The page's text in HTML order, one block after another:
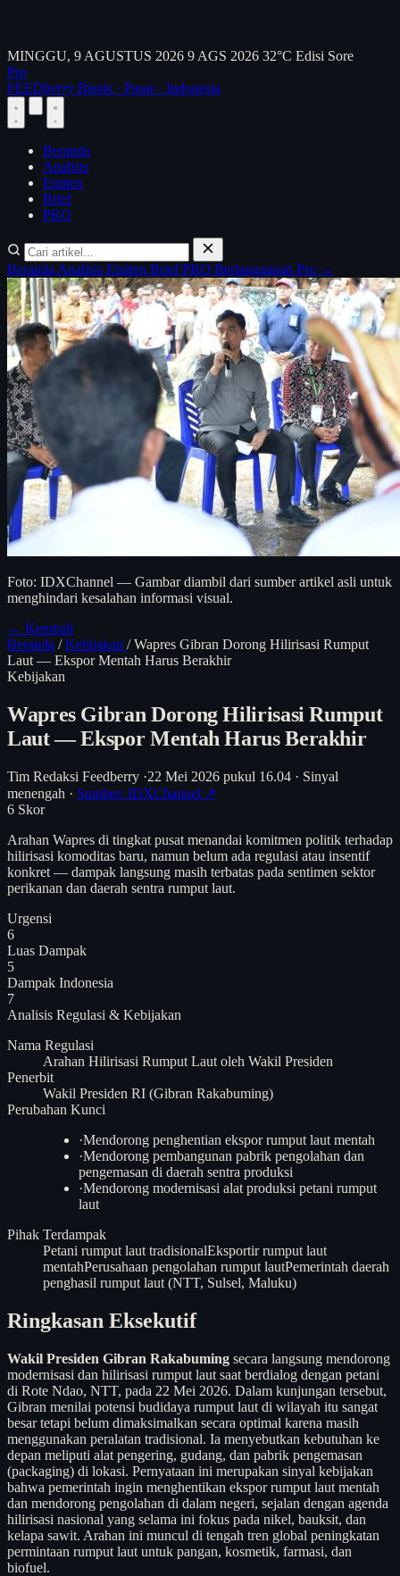
MINGGU, 9 AGUSTUS 2026 9 AGS 2026 32°C Edisi Sore
Pro
FEEDberry Bisnis · Pasar · Indonesia
Beranda
Analisis
Emiten
Brief
PRO
Beranda Analisis Emiten BriefPRO Berlangganan Pro →
Foto: IDXChannel — Gambar diambil dari sumber artikel asli untuk
menghindari kesalahan informasi visual.
← Kembali
Beranda / Kebijakan / Wapres Gibran Dorong Hilirisasi Rumput
Laut — Ekspor Mentah Harus Berakhir
Kebijakan
Wapres Gibran Dorong Hilirisasi Rumput
Laut — Ekspor Mentah Harus Berakhir
Tim Redaksi Feedberry ·22 Mei 2026 pukul 16.04 · Sinyal
menengah · Sumber: IDXChannel ↗
6 Skor
Arahan Wapres di tingkat pusat menandai komitmen politik terhadap
hilirisasi komoditas baru, namun belum ada regulasi atau insentif
konkret — dampak langsung masih terbatas pada sentimen sektor
perikanan dan daerah sentra rumput laut.
Urgensi
6
Luas Dampak
5
Dampak Indonesia
7
Analisis Regulasi & Kebijakan
Nama Regulasi
Arahan Hilirisasi Rumput Laut oleh Wakil Presiden
Penerbit
Wakil Presiden RI (Gibran Rakabuming)
Perubahan Kunci
·Mendorong penghentian ekspor rumput laut mentah
·Mendorong pembangunan pabrik pengolahan dan
pengemasan di daerah sentra produksi
·Mendorong modernisasi alat produksi petani rumput
laut
Pihak Terdampak
Petani rumput laut tradisionalEksportir rumput laut
mentahPerusahaan pengolahan rumput lautPemerintah daerah
penghasil rumput laut (NTT, Sulsel, Maluku)
Ringkasan Eksekutif
Wakil Presiden Gibran Rakabuming secara langsung mendorong
modernisasi dan hilirisasi rumput laut saat berdialog dengan petani
di Rote Ndao, NTT, pada 22 Mei 2026. Dalam kunjungan tersebut,
Gibran menilai potensi budidaya rumput laut di wilayah itu sangat
besar tetapi belum dimaksimalkan secara optimal karena masih
menggunakan peralatan tradisional. Ia menyebutkan kebutuhan ke
depan meliputi alat pengering, gudang, dan pabrik pengemasan
(packaging) di lokasi. Pernyataan ini merupakan sinyal kebijakan
bahwa pemerintah ingin menghentikan ekspor rumput laut mentah
dan mendorong pengolahan di dalam negeri, sejalan dengan agenda
hilirisasi nasional yang selama ini fokus pada nikel, bauksit, dan
kelapa sawit. Arahan ini muncul di tengah tren global peningkatan
permintaan rumput laut untuk pangan, kosmetik, farmasi, dan
biofuel.